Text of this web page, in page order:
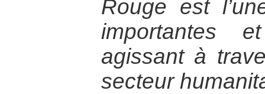
Rouge est
importantes
agissant à
secteur